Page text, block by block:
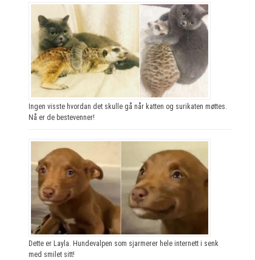
Ingen visste hvordan det skulle gå når katten og surikaten møttes.
Nå er de bestevenner!
Dette er Layla. Hundevalpen som sjarmerer hele internett i senk
med smilet sitt!